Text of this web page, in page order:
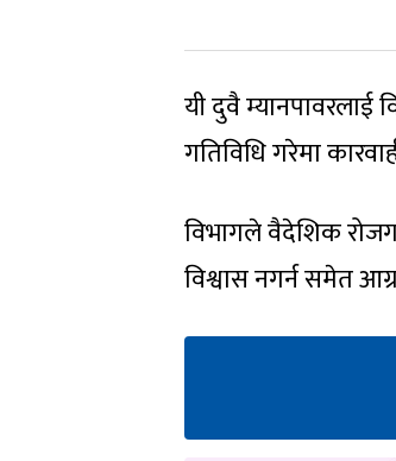
यी दुवै
गतिविधि गरेमा
विभागले वैदेशिक
विश्वास नगर्न समेत